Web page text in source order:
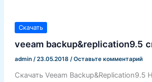
Скачать
veeam backup&replication9.5
admin /23.05.2018 /Оставьте комментарий
Скачать Veeam Backup&Replication9.5